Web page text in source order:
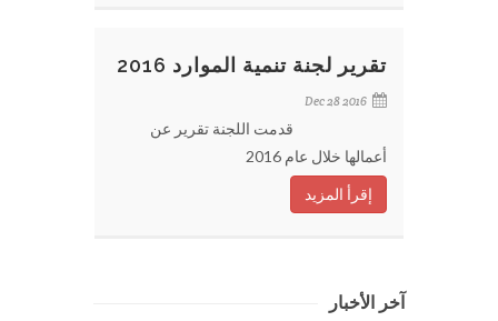
تقرير لجنة تنمية الموارد 2016
قدمت اللجنة تقرير عن
أعمالها خلال عام 2016
إقرأ المزيد
آخر الأخبار